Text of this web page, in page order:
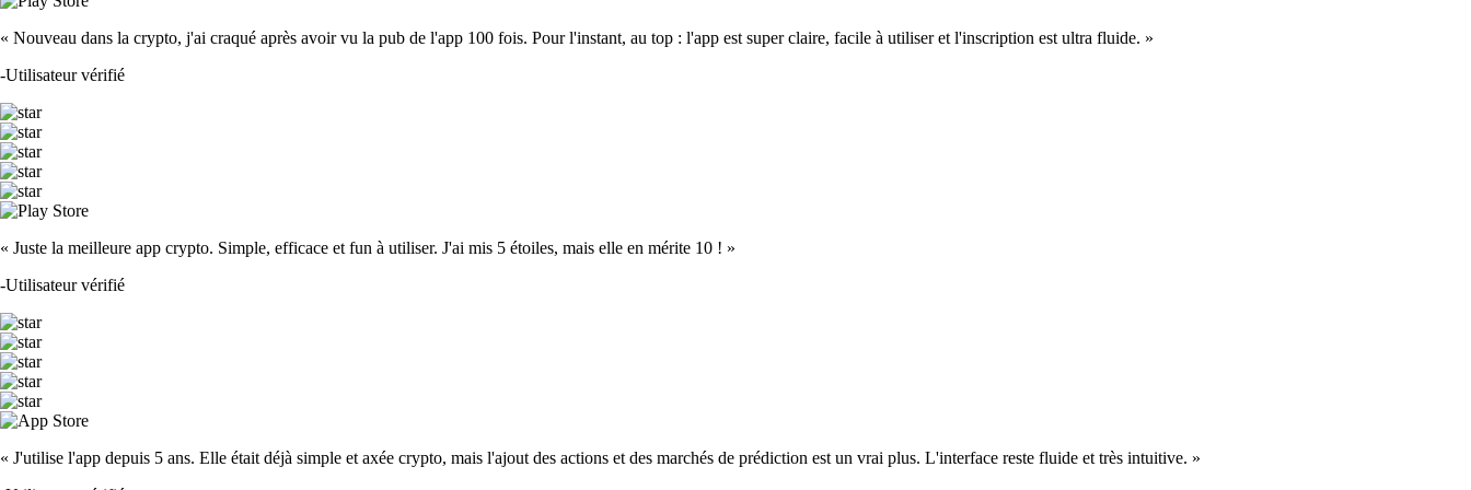
« Nouveau dans la crypto, j'ai craqué après avoir vu la pub de l'app 100 fois. Pour l'instant, au top : l'app est super claire, facile à utiliser et l'inscription est ultra fluide. »
-Utilisateur vérifié
« Juste la meilleure app crypto. Simple, efficace et fun à utiliser. J'ai mis 5 étoiles, mais elle en mérite 10 ! »
-Utilisateur vérifié
« J'utilise l'app depuis 5 ans. Elle était déjà simple et axée crypto, mais l'ajout des actions et des marchés de prédiction est un vrai plus. L'interface reste fluide et très intuitive. »